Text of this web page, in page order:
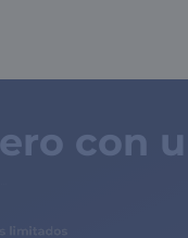
con